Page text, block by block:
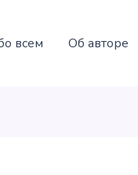
всем Об авторе